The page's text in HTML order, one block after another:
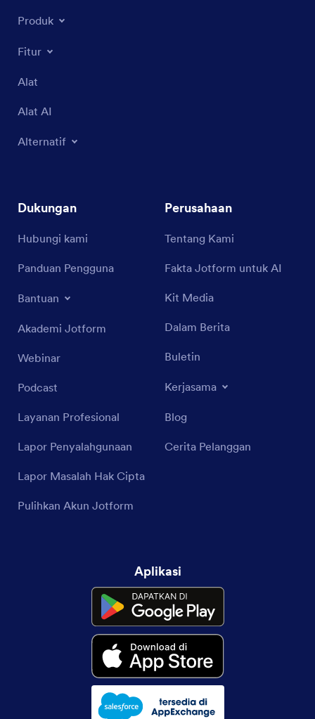
Produk
Fitur
Alat
Alat AI
Alternatif
Dukungan
Hubungi kami
Panduan Pengguna
Bantuan
Akademi Jotform
Webinar
Podcast
Layanan Profesional
Lapor Penyalahgunaan
Lapor Masalah Hak Cipta
Pulihkan Akun Jotform
Perusahaan
Tentang Kami
Fakta Jotform untuk AI
Kit Media
Dalam Berita
Buletin
Kerjasama
Blog
Cerita Pelanggan
Aplikasi